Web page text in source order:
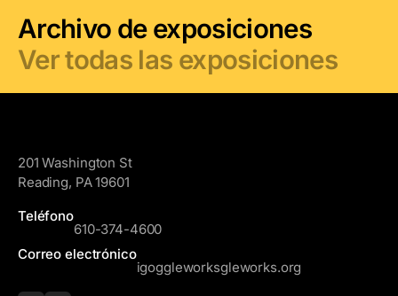
Archivo de exposiciones
Ver todas las exposiciones
201 Washington St
Reading, PA 19601
Teléfono
610-374-4600
Correo electrónico
igoggleworksgleworks.org